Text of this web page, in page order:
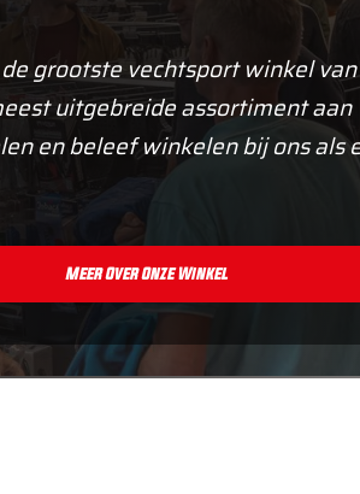
grootste vechtsport winkel
uitgebreide assortiment aan
en beleef winkelen bij ons als
Meer Over Onze Winkel